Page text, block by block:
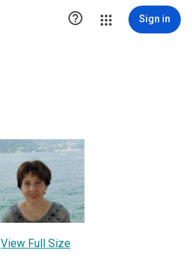
 Sign in
View Full Size